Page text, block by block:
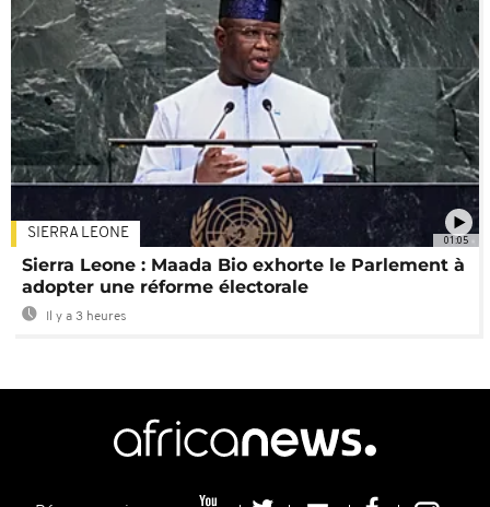
01:05
SIERRA LEONE
Sierra Leone : Maada Bio exhorte le Parlement à
adopter une réforme électorale
Il y a 3 heures